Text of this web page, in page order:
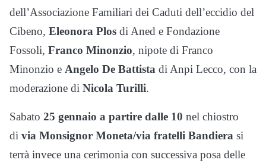
dell’Associazione Familiari dei Caduti dell’eccidio del
Cibeno, Eleonora Plos di Aned e Fondazione
Fossoli, Franco Minonzio, nipote di Franco
Minonzio e Angelo De Battista di Anpi Lecco, con la
moderazione di Nicola Turilli.
Sabato 25 gennaio a partire dalle 10 nel chiostro
di via Monsignor Moneta/via fratelli Bandiera si
terrà invece una cerimonia con successiva posa delle